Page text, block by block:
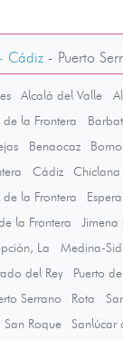
- Cádiz - Puerto
Alcalá del Valle
de la Frontera
Benaocaz
Cádiz
Chiclana
la Frontera Espera
la Frontera
Jimena
La
Medina-
del Rey
Puerto
Serrano Rota
San Roque
Sanlúcar